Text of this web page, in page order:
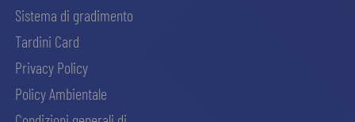
Sistema di gradimento
Tardini Card
Privacy Policy
Policy Ambientale